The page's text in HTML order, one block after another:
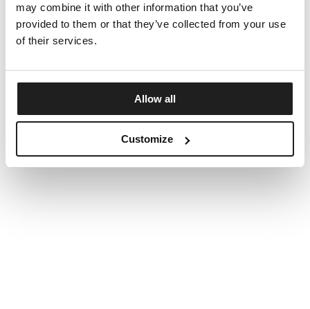
may combine it with other information that you’ve
provided to them or that they’ve collected from your use
of their services.
Allow all
Customize